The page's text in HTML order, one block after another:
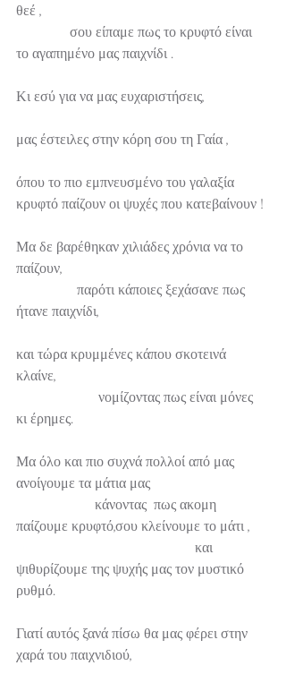
θεέ ,
               σου είπαμε πως το κρυφτό είναι
το αγαπημένο μας παιχνίδι .
Κι εσύ για να μας ευχαριστήσεις,
μας έστειλες στην κόρη σου τη Γαία ,
όπου το πιο εμπνευσμένο του γαλαξία
κρυφτό παίζουν οι ψυχές που κατεβαίνουν !
Μα δε βαρέθηκαν χιλιάδες χρόνια να το
παίζουν,
                 παρότι κάποιες ξεχάσανε πως
ήτανε παιχνίδι,
και τώρα κρυμμένες κάπου σκοτεινά
κλαίνε,
                       νομίζοντας πως είναι μόνες
κι έρημες.
Μα όλο και πιο συχνά πολλοί από μας
ανοίγουμε τα μάτια μας
                      κάνοντας  πως ακομη
παίζουμε κρυφτό,σου κλείνουμε το μάτι ,
                                                  και
ψιθυρίζουμε της ψυχής μας τον μυστικό
ρυθμό.
Γιατί αυτός ξανά πίσω θα μας φέρει στην
χαρά του παιχνιδιού,